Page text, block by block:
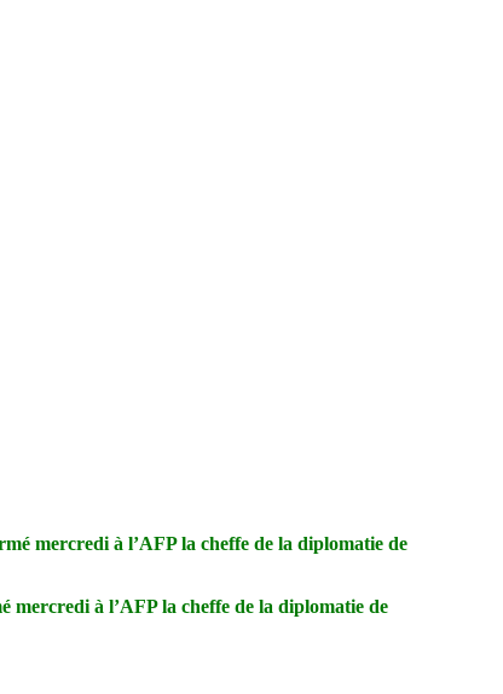
mercredi à l’AFP la cheffe de la diplomatie de